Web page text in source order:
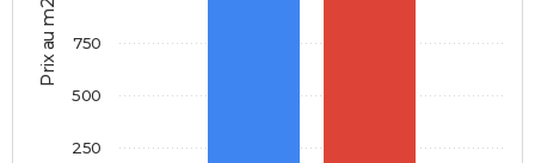
Prix au m2
250
500
750